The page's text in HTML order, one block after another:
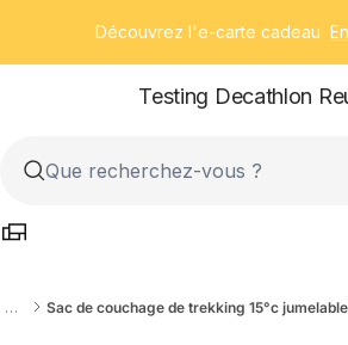
contenu
Découvrez l'e-carte cadeau
Testing Decathlon
… Sac de couchage de trekking 15°c